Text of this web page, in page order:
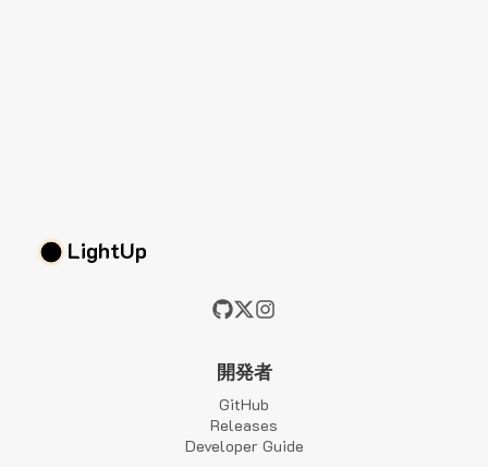
LightUp
開発者
GitHub
Releases
Developer Guide